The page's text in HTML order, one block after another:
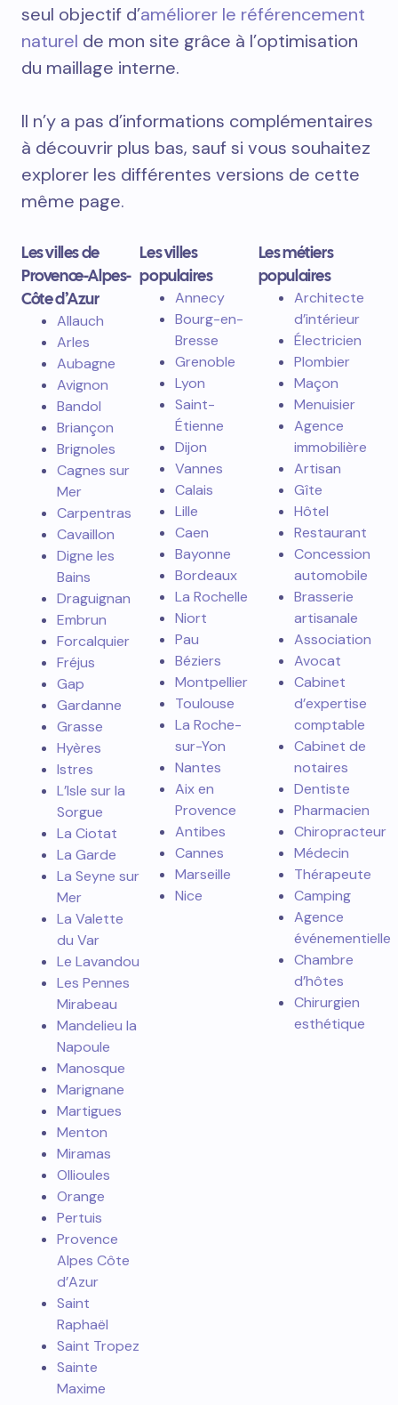
seul objectif d’améliorer le référencement
naturel de mon site grâce à l’optimisation
du maillage interne.
Il n’y a pas d’informations complémentaires
à découvrir plus bas, sauf si vous souhaitez
explorer les différentes versions de cette
même page.
Les villes de
Provence-Alpes-
Côte d’Azur
Allauch
Arles
Aubagne
Avignon
Bandol
Briançon
Brignoles
Cagnes sur
Mer
Carpentras
Cavaillon
Digne les
Bains
Draguignan
Embrun
Forcalquier
Fréjus
Gap
Gardanne
Grasse
Hyères
Istres
L’Isle sur la
Sorgue
La Ciotat
La Garde
La Seyne sur
Mer
La Valette
du Var
Le Lavandou
Les Pennes
Mirabeau
Mandelieu la
Napoule
Manosque
Marignane
Martigues
Menton
Miramas
Ollioules
Orange
Pertuis
Provence
Alpes Côte
d’Azur
Saint
Raphaël
Saint Tropez
Sainte
Maxime
Les villes
populaires
Annecy
Bourg-en-
Bresse
Grenoble
Lyon
Saint-
Étienne
Dijon
Vannes
Calais
Lille
Caen
Bayonne
Bordeaux
La Rochelle
Niort
Pau
Béziers
Montpellier
Toulouse
La Roche-
sur-Yon
Nantes
Aix en
Provence
Antibes
Cannes
Marseille
Nice
Les métiers
populaires
Architecte
d’intérieur
Électricien
Plombier
Maçon
Menuisier
Agence
immobilière
Artisan
Gîte
Hôtel
Restaurant
Concession
automobile
Brasserie
artisanale
Association
Avocat
Cabinet
d’expertise
comptable
Cabinet de
notaires
Dentiste
Pharmacien
Chiropracteur
Médecin
Thérapeute
Camping
Agence
événementielle
Chambre
d’hôtes
Chirurgien
esthétique